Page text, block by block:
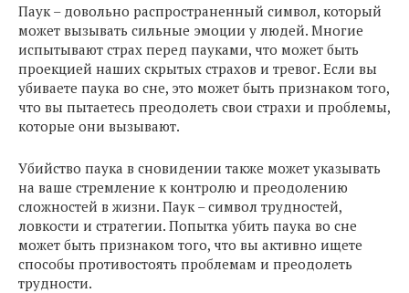
Паук – довольно распространенный символ, который
может вызывать сильные эмоции у людей. Многие
испытывают страх перед пауками, что может быть
проекцией наших скрытых страхов и тревог. Если вы
убиваете паука во сне, это может быть признаком того,
что вы пытаетесь преодолеть свои страхи и проблемы,
которые они вызывают.
Убийство паука в сновидении также может указывать
на ваше стремление к контролю и преодолению
сложностей в жизни. Паук – символ трудностей,
ловкости и стратегии. Попытка убить паука во сне
может быть признаком того, что вы активно ищете
способы противостоять проблемам и преодолеть
трудности.